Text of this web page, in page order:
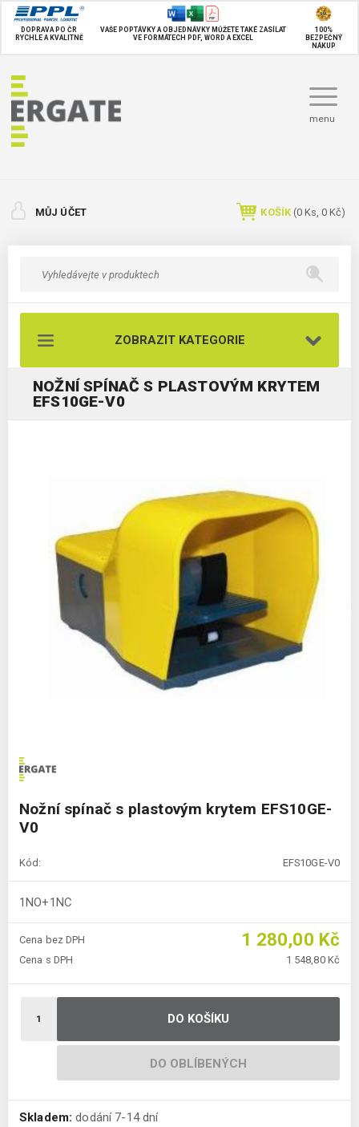
DOPRAVA PO ČR
RYCHLE A KVALITNĚ
VAŠE POPTÁVKY A OBJEDNÁVKY MŮŽETE TAKÉ ZASÍLAT
VE FORMÁTECH PDF, WORD A EXCEL
100%
BEZPEČNÝ
NÁKUP
menu
MŮJ ÚČET KOŠÍK (0 Ks, 0 Kč)
ZOBRAZIT KATEGORIE
NOŽNÍ SPÍNAČ S PLASTOVÝM KRYTEM
EFS10GE-V0
Nožní spínač s plastovým krytem EFS10GE-
V0
Kód: EFS10GE-V0
1NO+1NC
Cena bez DPH 1 280,00 Kč
Cena s DPH 1 548,80 Kč
DO KOŠÍKU
DO OBLÍBENÝCH
Skladem: dodání 7-14 dní